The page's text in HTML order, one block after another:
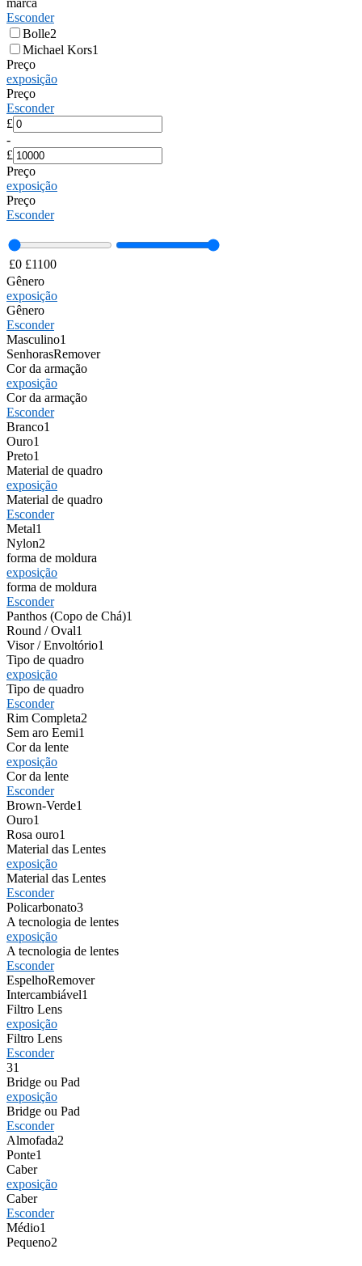
marca
Esconder
Bolle2
Michael Kors1
Preço
exposição
Preço
Esconder
£
-
£
Preço
exposição
Preço
Esconder
£0 £1100
Gênero
exposição
Gênero
Esconder
Masculino1
SenhorasRemover
Cor da armação
exposição
Cor da armação
Esconder
Branco1
Ouro1
Preto1
Material de quadro
exposição
Material de quadro
Esconder
Metal1
Nylon2
forma de moldura
exposição
forma de moldura
Esconder
Panthos (Copo de Chá)1
Round / Oval1
Visor / Envoltório1
Tipo de quadro
exposição
Tipo de quadro
Esconder
Rim Completa2
Sem aro Eemi1
Cor da lente
exposição
Cor da lente
Esconder
Brown-Verde1
Ouro1
Rosa ouro1
Material das Lentes
exposição
Material das Lentes
Esconder
Policarbonato3
A tecnologia de lentes
exposição
A tecnologia de lentes
Esconder
EspelhoRemover
Intercambiável1
Filtro Lens
exposição
Filtro Lens
Esconder
31
Bridge ou Pad
exposição
Bridge ou Pad
Esconder
Almofada2
Ponte1
Caber
exposição
Caber
Esconder
Médio1
Pequeno2